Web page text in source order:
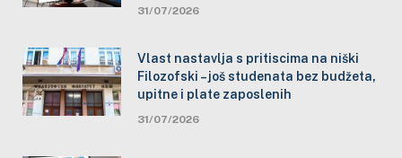
31/07/2026
Vlast nastavlja s pritiscima na niški
Filozofski – još studenata bez budžeta,
upitne i plate zaposlenih
31/07/2026